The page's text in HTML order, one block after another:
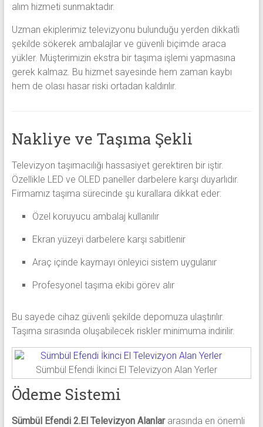
alım hizmeti sunmaktadır.
Uzman ekiplerimiz televizyonu bulunduğu yerden dikkatli
şekilde sökerek ambalajlar ve güvenli biçimde araca
yükler. Müşterimizin ekstra bir taşıma işlemi yapmasına
gerek kalmaz. Bu hizmet sayesinde hem zaman kaybı
hem de olası hasar riski ortadan kaldırılır.
Nakliye ve Taşıma Şekli
Televizyon taşımacılığı hassasiyet gerektiren bir iştir.
Özellikle LED ve OLED paneller darbelere karşı duyarlıdır.
Firmamız taşıma sürecinde şu kurallara dikkat eder:
Özel koruyucu ambalaj kullanılır
Ekran yüzeyi darbelere karşı sabitlenir
Araç içinde kaymayı önleyici sistem uygulanır
Profesyonel taşıma ekibi görev alır
Bu sayede cihaz güvenli şekilde depomuza ulaştırılır.
Taşıma sırasında oluşabilecek riskler minimuma indirilir.
Sümbül Efendi İkinci El Televizyon Alan Yerler
Ödeme Sistemi
Sümbül Efendi 2.El Televizyon Alanlararasında en önemli